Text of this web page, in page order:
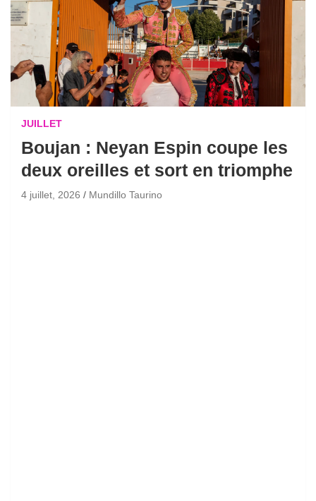
JUILLET
Boujan : Neyan Espin coupe les
deux oreilles et sort en triomphe
4 juillet, 2026 Mundillo Taurino